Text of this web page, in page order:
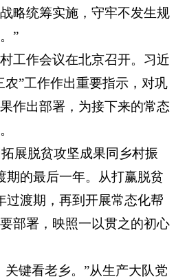
略统筹实施，守牢不发生规
”
工作会议在北京召开。习近
农”工作作出重要指示，对巩
作出部署，为接下来的常态
展脱贫攻坚成果同乡村振
期的最后一年。从打赢脱贫
过渡期，再到开展常态化帮
部署，映照一以贯之的初心
关键看老乡。”从生产大队党